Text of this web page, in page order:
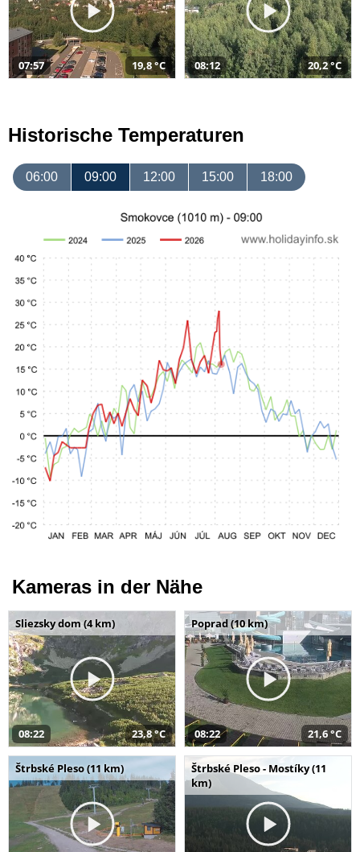
07:57 19,8 °C 08:12 20,2 °C
Historische Temperaturen
06:00 09:00 12:00 15:00 18:00
Kameras in der Nähe
Sliezsky dom (4 km)
08:22 23,8 °C
Poprad (10 km)
08:22 21,6 °C
Štrbské Pleso (11 km)
Štrbské Pleso - Mostíky (11
km)